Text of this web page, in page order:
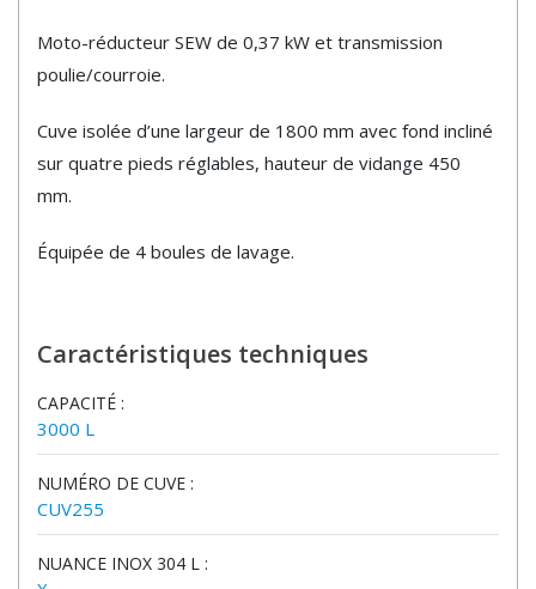
Moto-réducteur SEW de 0,37 kW et transmission
poulie/courroie.
Cuve isolée d’une largeur de 1800 mm avec fond incliné
sur quatre pieds réglables, hauteur de vidange 450
mm.
Équipée de 4 boules de lavage.
Caractéristiques techniques
CAPACITÉ :
3000 L
NUMÉRO DE CUVE :
CUV255
NUANCE INOX 304 L :